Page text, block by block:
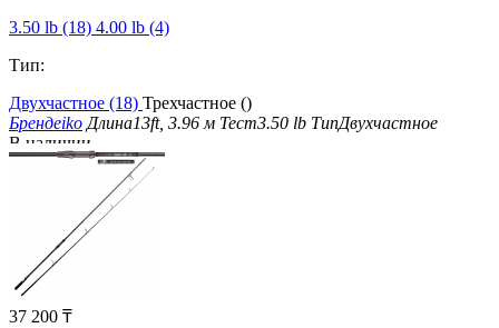
3.50 lb (18) 4.00 lb (4)
Тип:
Двухчастное (18) Трехчастное ()
Брендeiko Длина13ft, 3.96 м Тест3.50 lb ТипДвухчастное
В наличии
37 200 ₸